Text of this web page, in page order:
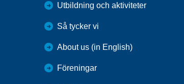
Utbildning och aktiviteter
Så tycker vi
About us (in English)
Föreningar